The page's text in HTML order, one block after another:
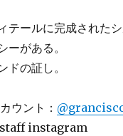
テールに完成された
ーがある。
ドの証し。
ウント：
staff instagram